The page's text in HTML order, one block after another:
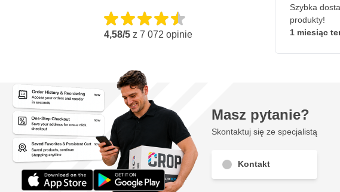
4,58/5 z 7 072 opinie
Szybka
produkty!
1 miesiąc
Masz pytanie?
Skontaktuj się ze specjalistą
Kontakt